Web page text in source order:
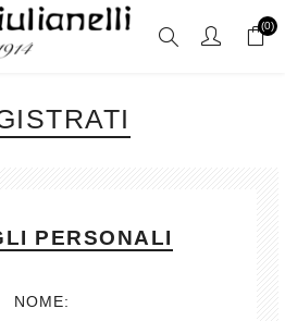
(0)
PERSONALI
NOME: